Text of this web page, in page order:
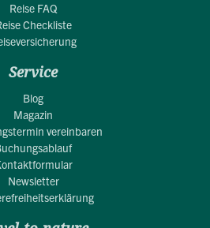
Reise FAQ
Checkliste
Service
Blog
Magazin
vereinbaren
Newsletter